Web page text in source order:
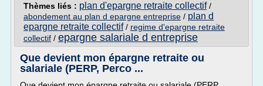
Thèmes liés : plan d'epargne retraite collectif/
abondement au plan d epargne entreprise / plan d
epargne retraite collectif/ regime d'epargne retraite
collectif / epargne salariale d entreprise
Que devient mon épargne retraite ou
salariale (PERP, Perco ...